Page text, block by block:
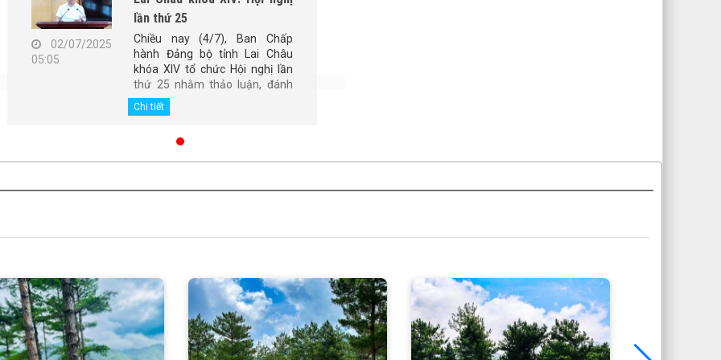
02/07/2025
05:05
lần thứ 25
Chiều nay (4/7), Ban Chấp
hành Đảng bộ tỉnh Lai Châu
khóa XIV tổ chức Hội nghị lần
thứ 25 nhằm thảo luận, đánh
giá tình hình thực hiện nhiệm vụ
6 tháng đầu năm, nhiệm vụ
2025; tổng kết 5 năm thực hiện
Kết luận số 98-KL/TW, ngày
Đảng bộ tỉnh. Đồng chí Giàng
Tỉnh ủy, Chủ tịch HĐND tỉnh,
hành Hội nghị có các đồng chí:
Vũ Mạnh Hà - Ủy viên Dự
khuyết Ban Chấp hành Trung
ương Đảng, Phó Bí thư Thường
trực Tỉnh ủy; Lê Văn Lương -
Chi tiết